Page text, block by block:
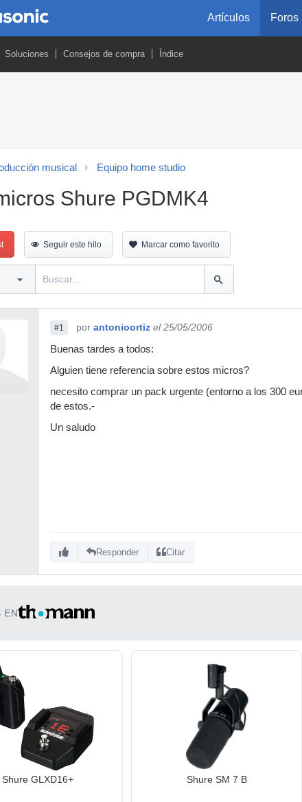
Artículos Foros
Soluciones Consejos de compra Índice
musical Equipo home studio
Shure PGDMK4
Seguir este hilo Marcar como favorito
#1 por antonioortiz el 25/05/2006
Buenas tardes a todos:
Alguien tiene referencia sobre estos micros?
necesito comprar un pack urgente (entorno a los 300
de estos.-
Un saludo
Responder Citar
EN
Shure GLXD16+ Shure SM 7 B